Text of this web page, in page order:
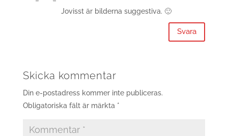
Jovisst är bilderna suggestiva. 🙂
Svara
Skicka kommentar
Din e-postadress kommer inte publiceras.
Obligatoriska fält är märkta *